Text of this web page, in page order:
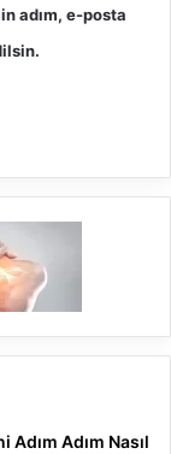
adım, e-posta
Adım Nasıl